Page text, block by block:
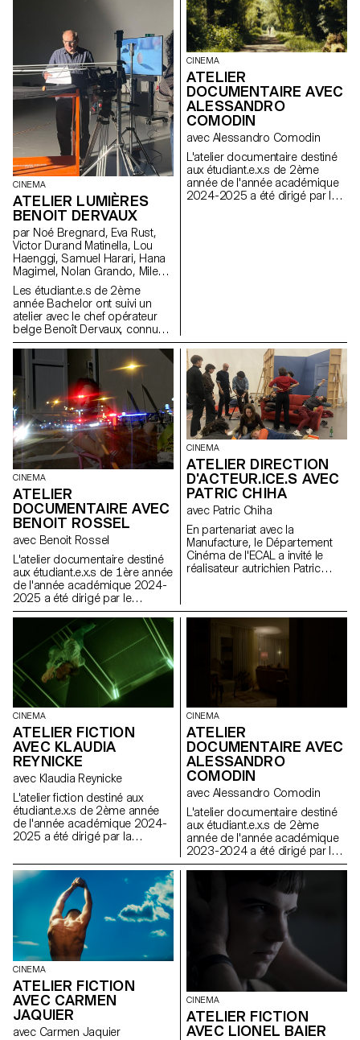
CINEMA
ATELIER LUMIÈRES
BENOIT DERVAUX
par Noé Bregnard, Eva Rust,
Victor Durand Matinella, Lou
Haenggi, Samuel Harari, Hana
Magimel, Nolan Grando, Mileny
Viera de Andrade, Zélia Zanone
Les étudiant.e.s de 2ème
année Bachelor ont suivi un
atelier avec le chef opérateur
belge Benoît Dervaux, connu
pour son travail sur les films
des frères Dardenne. Il a
notamment signé l'image des
films suisses Laissez-moi de
Maxime Rappaz (2023) et À
bras-le-corps de Marie-Elsa
Sgualdo (2025).
CINEMA
ATELIER
DOCUMENTAIRE AVEC
ALESSANDRO
COMODIN
avec Alessandro Comodin
L'atelier documentaire destiné
aux étudiant.e.x.s de 2ème
année de l'année académique
2024-2025 a été dirigé par le
CINEMA
ATELIER
DOCUMENTAIRE AVEC
BENOIT ROSSEL
avec Benoit Rossel
L'atelier documentaire destiné
aux étudiant.e.x.s de 1ère année
de l'année académique 2024-
2025 a été dirigé par le
réalisateur franco-suisse
Benoit Rossel.
CINEMA
ATELIER DIRECTION
D'ACTEUR.ICE.S AVEC
PATRIC CHIHA
avec Patric Chiha
En partenariat avec la
Manufacture, le Département
Cinéma de l'ECAL a invité le
réalisateur autrichien Patric
CINEMA
ATELIER FICTION
AVEC KLAUDIA
REYNICKE
avec Klaudia Reynicke
L'atelier fiction destiné aux
étudiant.e.x.s de 2ème année
de l'année académique 2024-
2025 a été dirigé par la
Klaudia Reynicke.
CINEMA
ATELIER
DOCUMENTAIRE AVEC
ALESSANDRO
COMODIN
avec Alessandro Comodin
L'atelier documentaire destiné
aux étudiant.e.x.s de 2ème
année de l'année académique
2023-2024 a été dirigé par le
réalisateur franco-italien
Alessandro Comodin.
CINEMA
ATELIER FICTION
AVEC CARMEN
JAQUIER
avec Carmen Jaquier
CINEMA
ATELIER FICTION
AVEC LIONEL BAIER